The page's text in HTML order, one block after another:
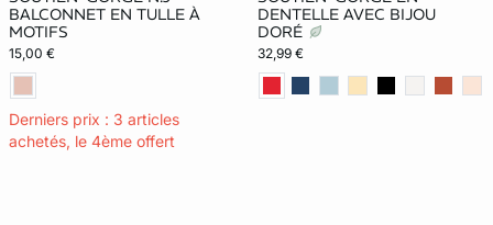
BALCONNET EN TULLE À
MOTIFS
15,00 €
Derniers prix : 3 articles
achetés, le 4ème offert
DENTELLE AVEC BIJOU
DORÉ
32,99 €